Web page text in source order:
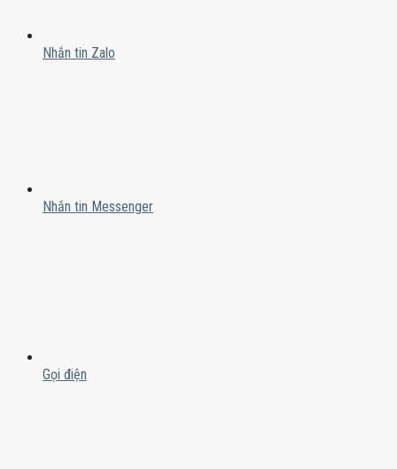
Nhắn tin Zalo
Nhắn tin Messenger
Gọi điện